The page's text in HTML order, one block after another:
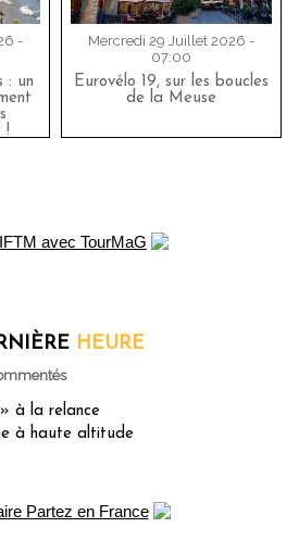
-
: un
!
Mercredi 29 Juillet 2026 -
07:00
Eurovélo 19, sur les boucles
de la Meuse
HEURE
à la relance
à haute altitude